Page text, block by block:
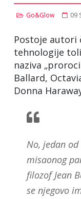
Go&Glow 09
Postoje autori
tehnologije
naziva
Ballard,
Donna
No, jedan
misaonog
filozof Jean
se njegovo